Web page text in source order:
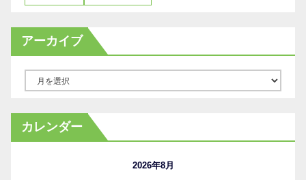
アーカイブ
カ
イ
カレンダー
2026年8月